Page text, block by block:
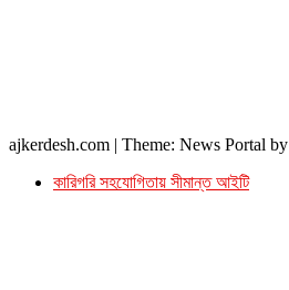
ajkerdesh.com | Theme: News Portal by
কারিগরি সহযোগিতায় সীমান্ত আইটি